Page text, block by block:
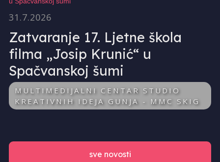
31.7.2026
Zatvaranje 17. Ljetne škola
filma „Josip Krunić“ u
Spačvanskoj šumi
MULTIMEDIJALNI CENTAR STUDIO
KREATIVNIH IDEJA GUNJA - MMC SKIG
sve novosti